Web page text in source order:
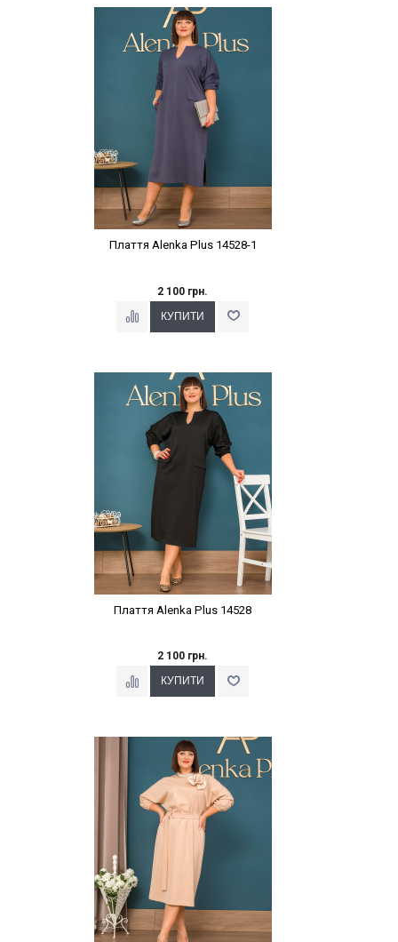
Наклейки Варіант з %
Плаття Alenka Plus 14528-1
2 100 грн.
Наклейки Варіант з %
Плаття Alenka Plus 14528
2 100 грн.
Наклейки Варіант з %